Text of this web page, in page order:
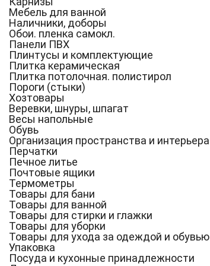
Мебель для ванной
Наличники, доборы
Обои. пленка самокл.
Панели ПВХ
Плинтусы и комплектующие
Плитка керамическая
Плитка потолочная. полистирол
Пороги (стыки)
Хозтовары
Веревки, шнуры, шпагат
Весы напольные
Обувь
Организация пространства и интерьера
Перчатки
Печное литье
Почтовые ящики
Термометры
Товары для бани
Товары для ванной
Товары для стирки и глажки
Товары для уборки
Товары для ухода за одеждой и обувью
Упаковка
Посуда и кухонные принадлежности